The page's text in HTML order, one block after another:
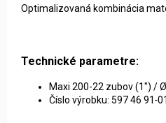
Optimalizovaná kombinácia
Technické parametre:
Maxi 200-22 zubov (1") /
Číslo výrobku: 597 46 91‑01